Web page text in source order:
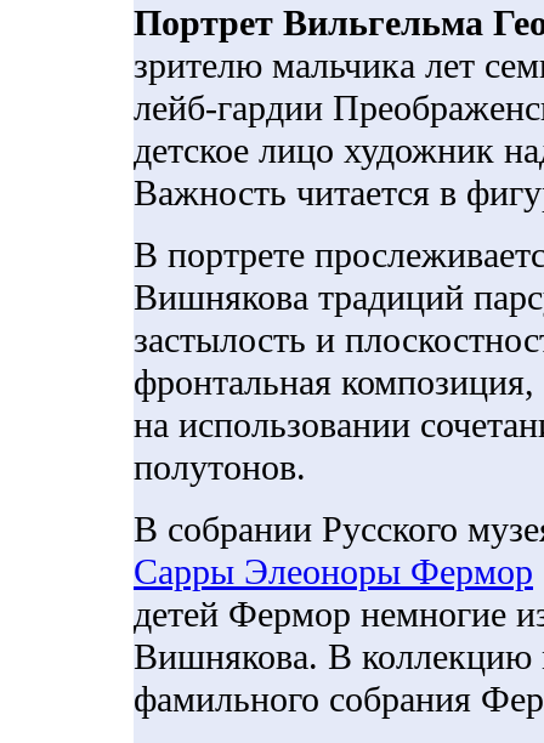
Портрет Вильгельма
зрителю мальчика лет
лейб-гардии
детское лицо художник
Важность читается в
В портрете
Вишнякова традиций
застылость и
фронтальная
на использовании
полутонов.
В собрании Русского
Сарры Элеоноры Фермор
детей Фермор немногие
Вишнякова. В коллекцию
фамильного собрания